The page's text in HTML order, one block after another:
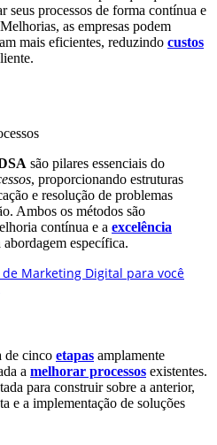
seus processos de forma contínua e
as empresas podem
mais eficientes, reduzindo custos
são pilares essenciais do
, proporcionando estruturas
e resolução de problemas
Ambos os métodos são
contínua e a excelência
específica.
de cinco etapas amplamente
a melhorar processos existentes.
para construir sobre a anterior,
e a implementação de soluções